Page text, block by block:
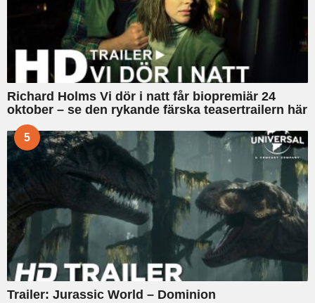
Richard Holms Vi dör i natt får biopremiär 24
oktober – se den rykande färska teasertrailern här
5
Trailer: Jurassic World – Dominion